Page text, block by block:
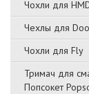
Чохли для
Чехлы для
Чохли для Fly
Тримач для
Попсокет